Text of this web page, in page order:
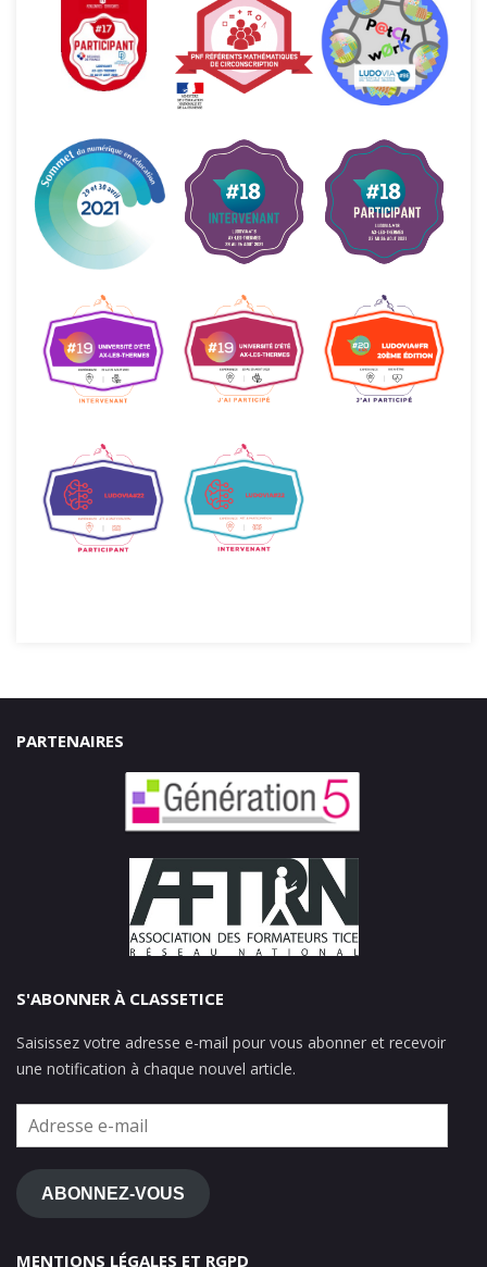
PARTENAIRES
S'ABONNER À CLASSETICE
Saisissez votre adresse e-mail pour vous abonner et recevoir
une notification à chaque nouvel article.
Adresse
e-
mail
ABONNEZ-VOUS
MENTIONS LÉGALES ET RGPD